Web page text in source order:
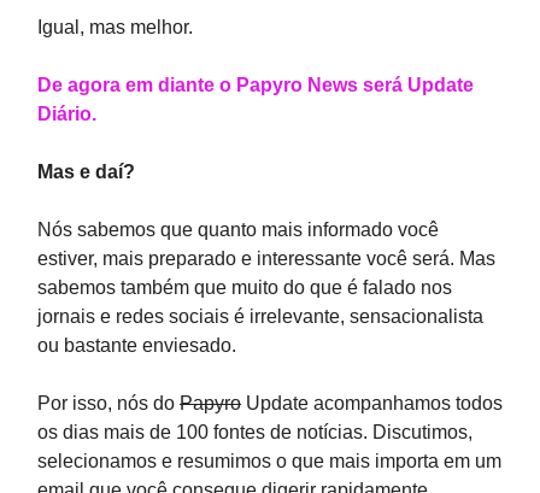
Igual, mas melhor.
De agora em diante o Papyro News será Update
Diário.
Mas e daí?
Nós sabemos que quanto mais informado você
estiver, mais preparado e interessante você será. Mas
sabemos também que muito do que é falado nos
jornais e redes sociais é irrelevante, sensacionalista
ou bastante enviesado.
Por isso, nós do Papyro Update acompanhamos todos
os dias mais de 100 fontes de notícias. Discutimos,
selecionamos e resumimos o que mais importa em um